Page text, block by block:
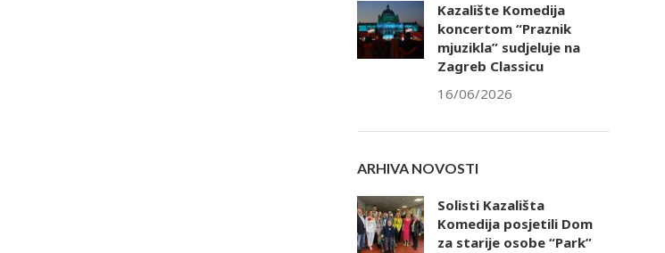
Kazalište Komedija
koncertom “Praznik
mjuzikla” sudjeluje na
Zagreb Classicu
16/06/2026
ARHIVA NOVOSTI
Solisti Kazališta
Komedija posjetili Dom
za starije osobe “Park”